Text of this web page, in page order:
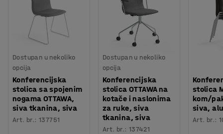
Dostupan u nekoliko
opcija
Konferencijska
stolica sa spojenim
nogama OTTAWA,
siva tkanina, siva
Art. br.:137751
Dostupan u nekoliko
opcija
Konferencijska
stolica OTTAWA na
kotače i naslonima
za ruke, siva
tkanina, siva
Art. br.: 137421
stolica
kom/
siva,
Art. br.: